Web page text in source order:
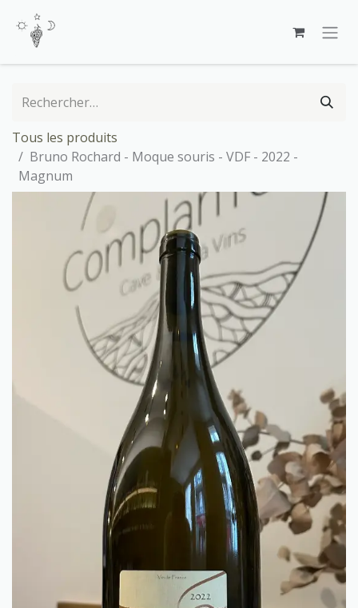
Tous les produits
Bruno Rochard - Moque souris - VDF - 2022 -
Magnum